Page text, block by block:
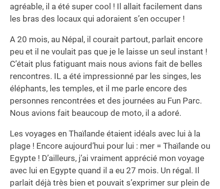
agréable, il a été super cool ! Il allait facilement dans
les bras des locaux qui adoraient s’en occuper !
A 20 mois, au Népal, il courait partout, parlait encore
peu et il ne voulait pas que je le laisse un seul instant !
C’était plus fatiguant mais nous avions fait de belles
rencontres. IL a été impressionné par les singes, les
éléphants, les temples, et il me parle encore des
personnes rencontrées et des journées au Fun Parc.
Nous avions fait beaucoup de moto, il a adoré.
Les voyages en Thaïlande étaient idéals avec lui à la
plage ! Encore aujourd’hui pour lui : mer = Thaïlande ou
Egypte ! D’ailleurs, j’ai vraiment apprécié mon voyage
avec lui en Egypte quand il a eu 27 mois. Un régal. Il
parlait déjà très bien et pouvait s’exprimer sur plein de